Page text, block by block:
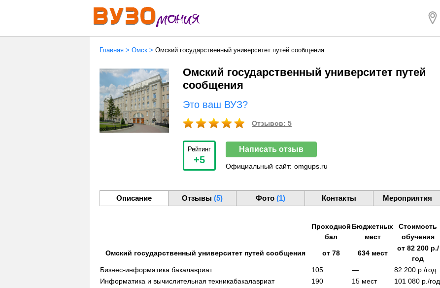
Главная > Омск > Омский государственный университет путей сообщения
Омский государственный университет путей
сообщения
Это ваш ВУЗ?
Отзывов: 5
Рейтинг
+5
Написать отзыв
Официальный сайт: omgups.ru
Описание Отзывы(5) Фото(1) Контакты Мероприятия
Проходной
бал
Бюджетных
мест
Стоимость
обучения
Омский государственный университет путей сообщения от 78 634 мест
от82 200 р./
год
Бизнес-информатикабакалавриат 105 — 82 200 р./год
Информатика и вычислительная техникабакалавриат 190 15 мест 101 080 р./год